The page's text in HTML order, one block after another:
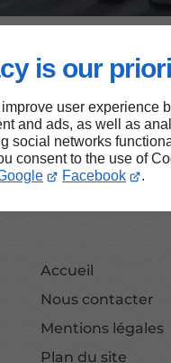
is our
user experience
and ads, as well as
social networks
consent to the use of
Facebook .
site permet à
rendre plus
pleinement.
notre site pour
performance,
Accueil
Nous contacter
Mentions légales
Plan du site